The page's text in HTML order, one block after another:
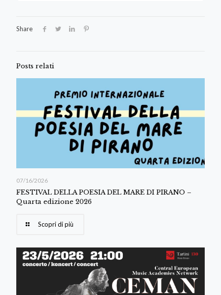
Share
Posts relati
07/16/2026
FESTIVAL DELLA POESIA DEL MARE DI PIRANO –
Quarta edizione 2026
Scopri di più